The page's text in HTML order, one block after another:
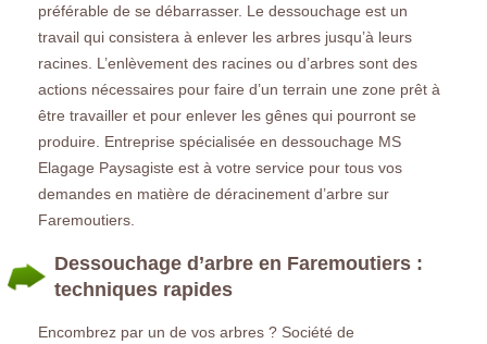
préférable de se débarrasser. Le dessouchage est un
travail qui consistera à enlever les arbres jusqu’à leurs
racines. L’enlèvement des racines ou d’arbres sont des
actions nécessaires pour faire d’un terrain une zone prêt à
être travailler et pour enlever les gênes qui pourront se
produire. Entreprise spécialisée en dessouchage MS
Elagage Paysagiste est à votre service pour tous vos
demandes en matière de déracinement d’arbre sur
Faremoutiers.
Dessouchage d’arbre en Faremoutiers :
techniques rapides
Encombrez par un de vos arbres ? Société de